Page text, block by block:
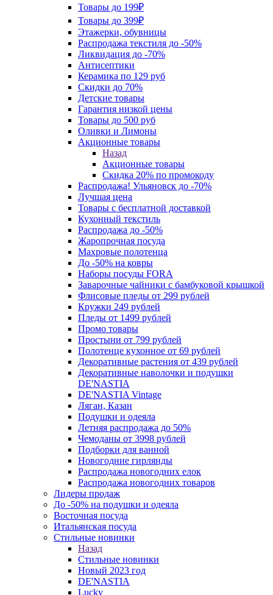
Товары до 199₽
Товары до 399₽
Этажерки, обувницы
Распродажа текстиля до -50%
Ликвидация до -70%
Антисептики
Керамика по 129 руб
Скидки до 70%
Детские товары
Гарантия низкой цены
Товары до 500 руб
Оливки и Лимоны
Акционные товары
Назад
Акционные товары
Скидка 20% по промокоду
Распродажа! Ульяновск до -70%
Лучшая цена
Товары с бесплатной доставкой
Кухонный текстиль
Распродажа до -50%
Жаропрочная посуда
Махровые полотенца
До -50% на ковры
Наборы посуды FORA
Заварочные чайники с бамбуковой крышкой
Флисовые пледы от 299 рублей
Кружки 249 рублей
Пледы от 1499 рублей
Промо товары
Простыни от 799 рублей
Полотенце кухонное от 69 рублей
Декоративные растения от 439 рублей
Декоративные наволочки и подушки
DE'NASTIA
DE'NASTIA Vintage
Ляган, Казан
Подушки и одеяла
Летняя распродажа до 50%
Чемоданы от 3998 рублей
Подборки для ванной
Новогодние гирлянды
Распродажа новогодних елок
Распродажа новогодних товаров
Лидеры продаж
До -50% на подушки и одеяла
Восточная посуда
Итальянская посуда
Стильные новинки
Назад
Стильные новинки
Новый 2023 год
DE'NASTIA
Lucky